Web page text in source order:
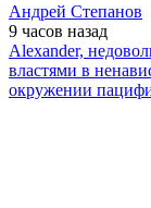
Андрей Степанов
9 часов назад
Alexander,
властями в
окружении